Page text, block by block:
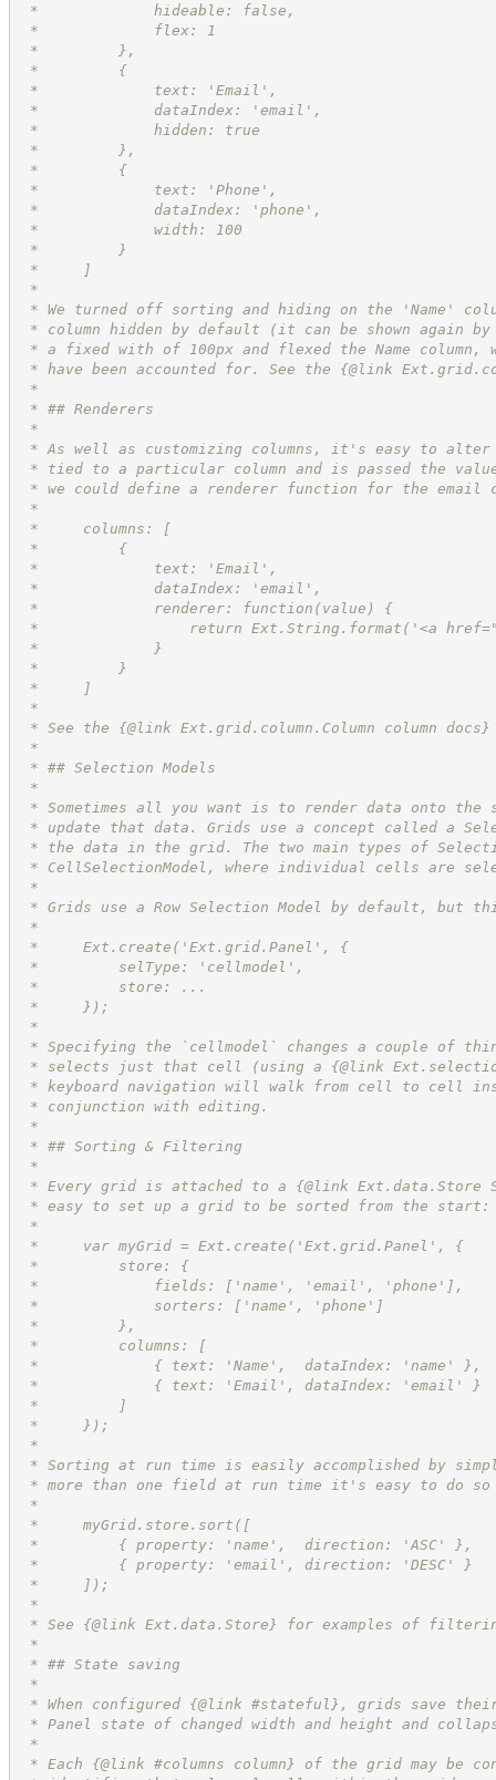
*             hideable: false,
*             flex: 1
*         },
*         {
*             text: 'Email',
*             dataIndex: 'email',
*             hidden: true
*         },
*         {
*             text: 'Phone',
*             dataIndex: 'phone',
*             width: 100
*         }
*     ]
*
* We turned off sorting and hiding on the 'Name'
* column hidden by default (it can be shown again by
* a fixed with of 100px and flexed the Name
* have been accounted for. See the {@link
*
* ## Renderers
*
* As well as customizing columns, it's easy to
* tied to a particular column and is passed the
* we could define a renderer function for the email
*
*     columns: [
*         {
*             text: 'Email',
*             dataIndex: 'email',
*             renderer: function(value) {
*                 return Ext.String.format('<a
*             }
*         }
*     ]
*
* See the {@link Ext.grid.column.Column column
*
* ## Selection Models
*
* Sometimes all you want is to render data onto
* update that data. Grids use a concept called a
* the data in the grid. The two main types of
* CellSelectionModel, where individual cells are
*
* Grids use a Row Selection Model by default, but
*
*     Ext.create('Ext.grid.Panel', {
*         selType: 'cellmodel',
*         store: ...
*     });
*
* Specifying the `cellmodel` changes a couple of
* selects just that cell (using a {@link
* keyboard navigation will walk from cell to cell
* conjunction with editing.
*
* ## Sorting & Filtering
*
* Every grid is attached to a {@link
* easy to set up a grid to be sorted from the start:
*
*     var myGrid = Ext.create('Ext.grid.Panel', {
*         store: {
*             fields: ['name', 'email', 'phone'],
*             sorters: ['name', 'phone']
*         },
*         columns: [
*             { text: 'Name',  dataIndex: 'name' },
*             { text: 'Email', dataIndex: 'email' }
*         ]
*     });
*
* Sorting at run time is easily accomplished by
* more than one field at run time it's easy to do
*
*     myGrid.store.sort([
*         { property: 'name',  direction: 'ASC' },
*         { property: 'email', direction: 'DESC' }
*     ]);
*
* See {@link Ext.data.Store} for examples of
*
* ## State saving
*
* When configured {@link #stateful}, grids save
* Panel state of changed width and height and
*
* Each {@link #columns column} of the grid may